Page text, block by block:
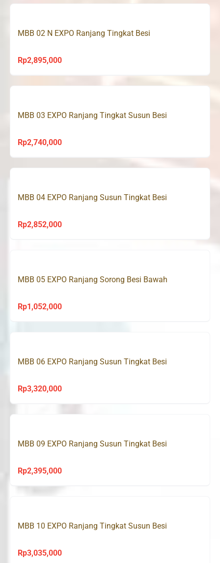
MBB 02 N EXPO Ranjang Tingkat Besi
Rp2,895,000
MBB 03 EXPO Ranjang Tingkat Susun Besi
Rp2,740,000
MBB 04 EXPO Ranjang Susun Tingkat Besi
Rp2,852,000
MBB 05 EXPO Ranjang Sorong Besi Bawah
Rp1,052,000
MBB 06 EXPO Ranjang Susun Tingkat Besi
Rp3,320,000
MBB 09 EXPO Ranjang Susun Tingkat Besi
Rp2,395,000
MBB 10 EXPO Ranjang Tingkat Susun Besi
Rp3,035,000